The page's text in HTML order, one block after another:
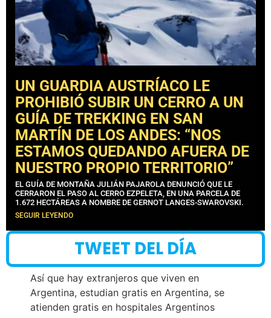
UN GUARDIA AUSTRÍACO LE
PROHIBIÓ SUBIR UN CERRO A UN
GUÍA DE TREKKING EN SAN
MARTÍN DE LOS ANDES: “NOS
ESTAMOS QUEDANDO AFUERA DE
NUESTRO PROPIO TERRITORIO”
EL GUÍA DE MONTAÑA JULIÁN PAJAROLA DENUNCIÓ QUE LE
CERRARON EL PASO AL CERRO EZPELETA, EN UNA PARCELA DE
1.672 HECTÁREAS A NOMBRE DE GERNOT LANGES-SWAROVSKI.
SEGUIR LEYENDO
TWEET DEL DÍA
Así que hay extranjeros que viven en
Argentina, estudian gratis en Argentina, se
atienden gratis en hospitales Argentinos